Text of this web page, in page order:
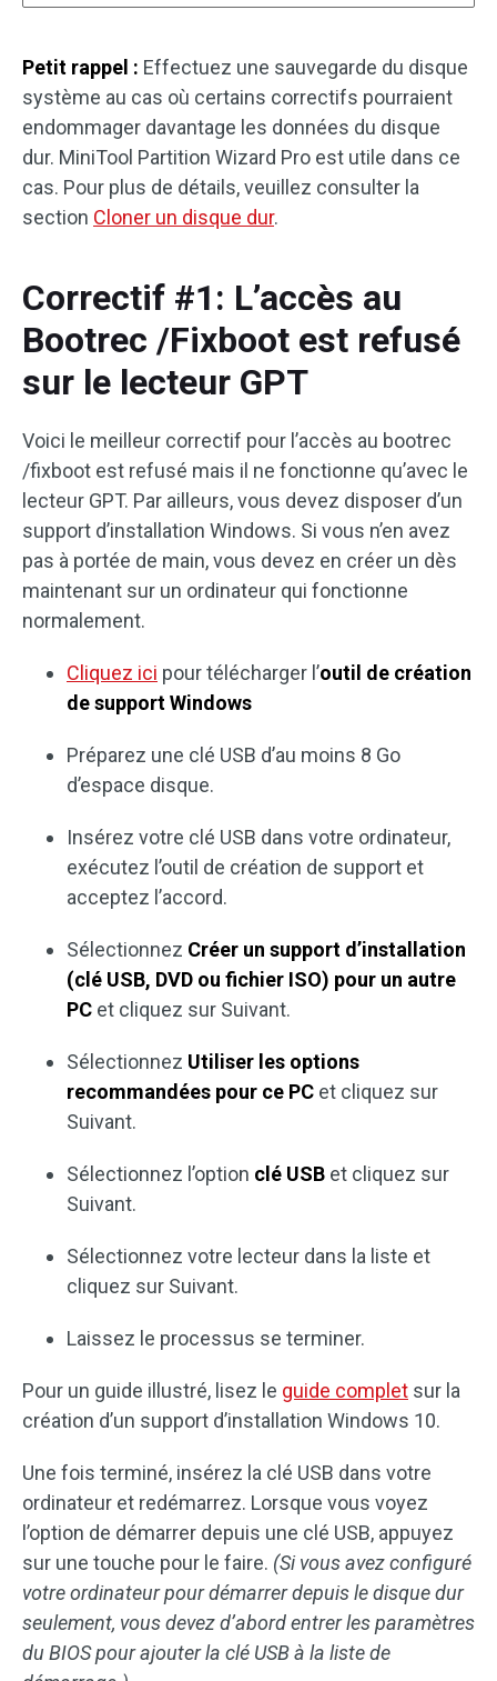
Petit rappel : Effectuez une sauvegarde du disque
système au cas où certains correctifs pourraient
endommager davantage les données du disque
dur. MiniTool Partition Wizard Pro est utile dans ce
cas. Pour plus de détails, veuillez consulter la
section Cloner un disque dur.
Correctif #1: L’accès au
Bootrec /Fixboot est refusé
sur le lecteur GPT
Voici le meilleur correctif pour l’accès au bootrec
/fixboot est refusé mais il ne fonctionne qu’avec le
lecteur GPT. Par ailleurs, vous devez disposer d’un
support d’installation Windows. Si vous n’en avez
pas à portée de main, vous devez en créer un dès
maintenant sur un ordinateur qui fonctionne
normalement.
Cliquez ici pour télécharger l’outil de création
de support Windows
Préparez une clé USB d’au moins 8 Go
d’espace disque.
Insérez votre clé USB dans votre ordinateur,
exécutez l’outil de création de support et
acceptez l’accord.
Sélectionnez Créer un support d’installation
(clé USB, DVD ou fichier ISO) pour un autre
PC et cliquez sur Suivant.
Sélectionnez Utiliser les options
recommandées pour ce PC et cliquez sur
Suivant.
Sélectionnez l’option clé USB et cliquez sur
Suivant.
Sélectionnez votre lecteur dans la liste et
cliquez sur Suivant.
Laissez le processus se terminer.
Pour un guide illustré, lisez le guide complet sur la
création d’un support d’installation Windows 10.
Une fois terminé, insérez la clé USB dans votre
ordinateur et redémarrez. Lorsque vous voyez
l’option de démarrer depuis une clé USB, appuyez
sur une touche pour le faire. (Si vous avez configuré
votre ordinateur pour démarrer depuis le disque dur
seulement, vous devez d’abord entrer les paramètres
du BIOS pour ajouter la clé USB à la liste de